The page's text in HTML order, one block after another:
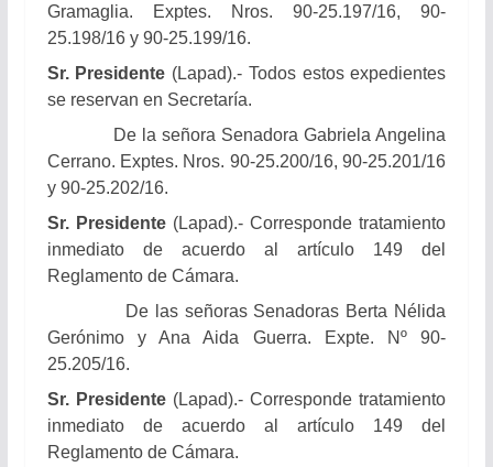
Gramaglia.
Exptes. Nros. 90-25.197/16, 90-
25.198/16 y 90-25.199/16.
Sr. Presidente (Lapad).- Todos estos expedientes
se reservan en Secretaría.
De la señora Senadora Gabriela Angelina
Cerrano. Exptes. Nros. 90-25.200/16, 90-25.201/16
y 90-25.202/16.
Sr. Presidente (Lapad).- Corresponde tratamiento
inmediato de acuerdo al artículo 149 del
Reglamento de Cámara.
De las señoras Senadoras Berta Nélida
Gerónimo y Ana Aida Guerra. Expte. Nº 90-
25.205/16.
Sr. Presidente(Lapad).- Corresponde tratamiento
inmediato de acuerdo al artículo 149 del
Reglamento de Cámara.